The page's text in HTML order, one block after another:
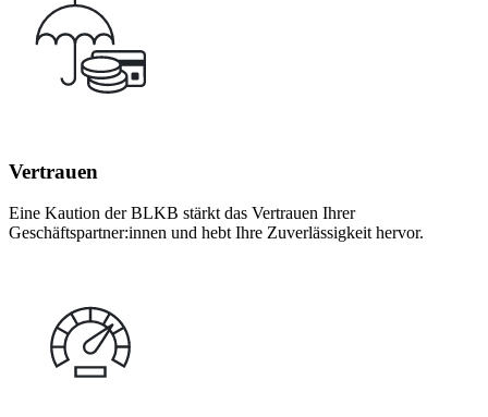
Vertrauen
Eine Kaution der BLKB stärkt das Vertrauen Ihrer
Geschäftspartner:innen und hebt Ihre Zuverlässigkeit hervor.